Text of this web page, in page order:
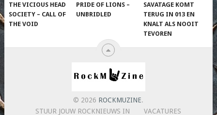
THE VICIOUS HEAD
SOCIETY – CALL OF
THE VOID
PRIDE OF LIONS –
UNBRIDLED
SAVATAGE KOMT
TERUG IN 013 EN
KNALT ALS NOOIT
TEVOREN
© 2026 ROCKMUZINE.
STUUR JOUW ROCKNIEUWS IN
VACATURES